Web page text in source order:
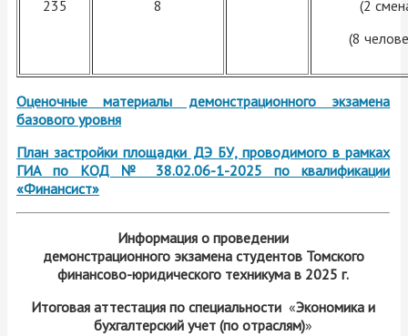
235 8
(2
(8
Оценочные материалы демонстрационного экзамена
базового уровня
План застройки площадки ДЭ БУ, проводимого в рамках
ГИА по КОД № 38.02.06-1-2025 по квалификации
«Финансист»
Информация о проведении
демонстрационного экзамена студентов Томского
финансово-юридического техникума в 2025 г.
Итоговая аттестация по специальности«Экономика и
бухгалтерский учет (по отраслям)»